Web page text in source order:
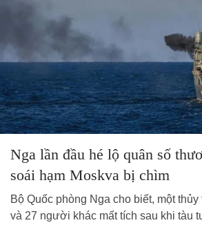
Nga lần đầu hé lộ quân số
soái hạm Moskva bị chìm
Bộ Quốc phòng Nga cho biết, một thủy
và 27 người khác mất tích sau khi tàu